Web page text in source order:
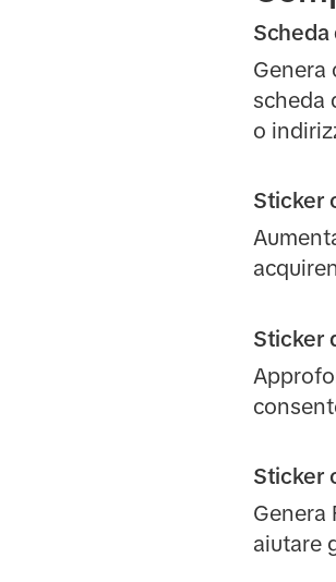
Scheda
Genera
scheda
o
Sticker
Sticker
Sticker
Genera
aiutare